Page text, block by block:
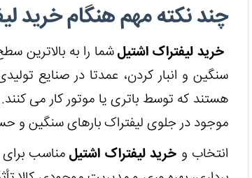
چند نکته مهم هنگام خرید
خرید لیفتراک اشتیلشما را به بالاترین
سنگین و انبار کردن، عمدتا در صنایع
هستند که توسط باتری یا موتور کار می
موجود در جلوی لیفتراک بارهای سنگین و
انتخاب و خرید لیفتراک اشتیلمناسب برای